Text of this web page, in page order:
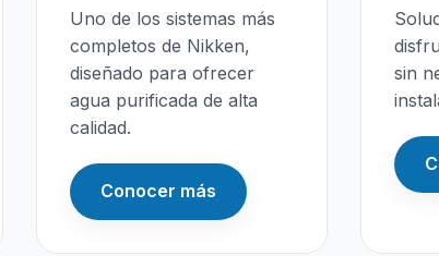
Uno de los sistemas más
completos de Nikken,
diseñado para ofrecer
agua purificada de alta
calidad.
Conocer más
sin